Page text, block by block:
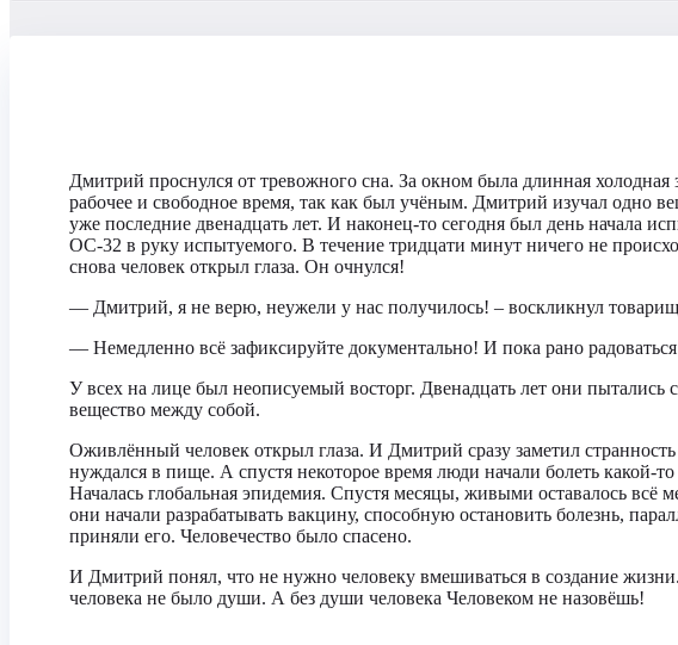
Дмитрий проснулся от тревожного сна. За окном была длинная холодная
рабочее и свободное время, так как был учёным. Дмитрий изучал одно
уже последние двенадцать лет. И наконец-то сегодня был день начала
ОС-32 в руку испытуемого. В течение тридцати минут ничего не
снова человек открыл глаза. Он очнулся!
— Дмитрий, я не верю, неужели у нас получилось! – воскликнул
— Немедленно всё зафиксируйте документально! И пока рано
У всех на лице был неописуемый восторг. Двенадцать лет они пытались
вещество между собой.
Оживлённый человек открыл глаза. И Дмитрий сразу заметил
нуждался в пище. А спустя некоторое время люди начали болеть какой-
Началась глобальная эпидемия. Спустя месяцы, живыми оставалось
они начали разрабатывать вакцину, способную остановить болезнь,
приняли его. Человечество было спасено.
И Дмитрий понял, что не нужно человеку вмешиваться в создание
человека не было души. А без души человека Человеком не назовёшь!